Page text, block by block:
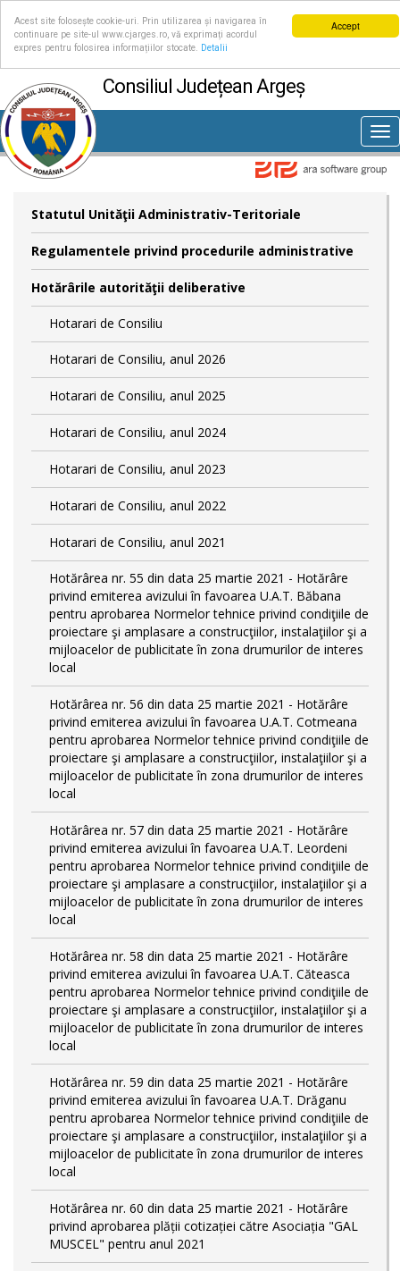
Accept
Acest site folosește cookie-uri. Prin utilizarea și navigarea în
continuare pe site-ul www.cjarges.ro, vă exprimați acordul
expres pentru folosirea informațiilor stocate.
Detalii
Consiliul Județean Argeș
Statutul Unităţii Administrativ-Teritoriale
Regulamentele privind procedurile administrative
Hotărârile autorităţii deliberative
Hotarari de Consiliu
Hotarari de Consiliu, anul 2026
Hotarari de Consiliu, anul 2025
Hotarari de Consiliu, anul 2024
Hotarari de Consiliu, anul 2023
Hotarari de Consiliu, anul 2022
Hotarari de Consiliu, anul 2021
Hotărârea nr. 55 din data 25 martie 2021 - Hotărâre
privind emiterea avizului în favoarea U.A.T. Băbana
pentru aprobarea Normelor tehnice privind condiţiile de
proiectare şi amplasare a construcţiilor, instalaţiilor şi a
mijloacelor de publicitate în zona drumurilor de interes
local
Hotărârea nr. 56 din data 25 martie 2021 - Hotărâre
privind emiterea avizului în favoarea U.A.T. Cotmeana
pentru aprobarea Normelor tehnice privind condiţiile de
proiectare şi amplasare a construcţiilor, instalaţiilor şi a
mijloacelor de publicitate în zona drumurilor de interes
local
Hotărârea nr. 57 din data 25 martie 2021 - Hotărâre
privind emiterea avizului în favoarea U.A.T. Leordeni
pentru aprobarea Normelor tehnice privind condiţiile de
proiectare şi amplasare a construcţiilor, instalaţiilor şi a
mijloacelor de publicitate în zona drumurilor de interes
local
Hotărârea nr. 58 din data 25 martie 2021 - Hotărâre
privind emiterea avizului în favoarea U.A.T. Căteasca
pentru aprobarea Normelor tehnice privind condiţiile de
proiectare şi amplasare a construcţiilor, instalaţiilor şi a
mijloacelor de publicitate în zona drumurilor de interes
local
Hotărârea nr. 59 din data 25 martie 2021 - Hotărâre
privind emiterea avizului în favoarea U.A.T. Drăganu
pentru aprobarea Normelor tehnice privind condiţiile de
proiectare şi amplasare a construcţiilor, instalaţiilor şi a
mijloacelor de publicitate în zona drumurilor de interes
local
Hotărârea nr. 60 din data 25 martie 2021 - Hotărâre
privind aprobarea plății cotizației către Asociația "GAL
MUSCEL" pentru anul 2021